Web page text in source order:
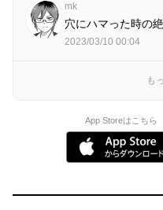
mk
穴にハマった時の
2023/03/10 00:04
も
App Storeはこちら